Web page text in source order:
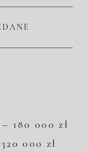
180 000 zł
000 zł